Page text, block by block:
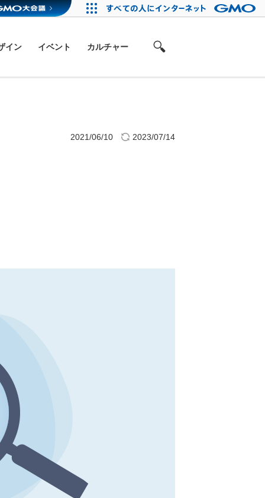
イン イベント カルチャー
2021/06/10 2023/07/14